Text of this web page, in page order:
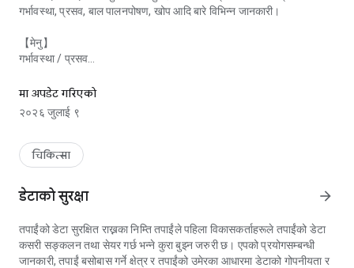
गर्भावस्था, प्रसव, बाल पालनपोषण, खोप आदि बारे विभिन्न जानकारी।
【मेनु】
गर्भावस्था / प्रसव
प्रतिरक्षा अनुसूचक
शिशु चिकित्सा परीक्षण, कक्षा कोठा, परामर्श
सब्सिडी/भत्ताहरू
स्थानीय सरकारको सुचना
मा अपडेट गरिएको
२०२६ जुलाई ९
चिकित्सा
डेटाको सुरक्षा arrow_forward
तपाईंको डेटा सुरक्षित राख्नका निम्ति तपाईंले पहिला विकासकर्ताहरूले तपाईंको डेटा
कसरी सङ्कलन तथा सेयर गर्छ भन्ने कुरा बुझ्न जरुरी छ। एपको प्रयोगसम्बन्धी
जानकारी, तपाईं बसोबास गर्ने क्षेत्र र तपाईंको उमेरका आधारमा डेटाको गोपनीयता र